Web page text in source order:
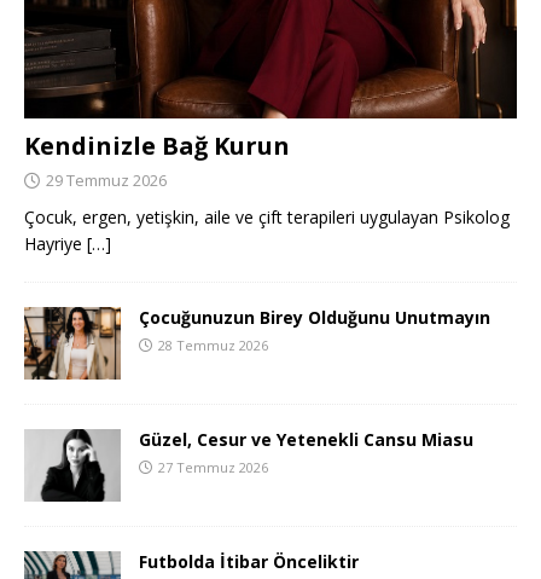
Kendinizle Bağ Kurun
29 Temmuz 2026
Çocuk, ergen, yetişkin, aile ve çift terapileri uygulayan Psikolog
Hayriye […]
Çocuğunuzun Birey Olduğunu Unutmayın
28 Temmuz 2026
Güzel, Cesur ve Yetenekli Cansu Miasu
27 Temmuz 2026
Futbolda İtibar Önceliktir